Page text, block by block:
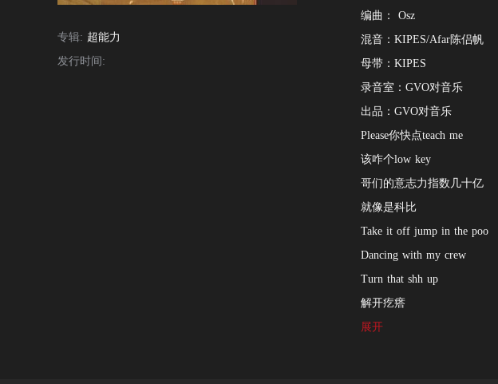
专辑: 超能力
发行时间:
编曲： Osz
混音：KIPES/Afar陈侣帆
母带：KIPES
录音室：GVO对音乐
出品：GVO对音乐
Please你快点teach me
该咋个low key
哥们的意志力指数几十亿
就像是科比
Take it off jump in the poo
Dancing with my crew
Turn that shh up
解开疙瘩
Welcome to my hood
展开